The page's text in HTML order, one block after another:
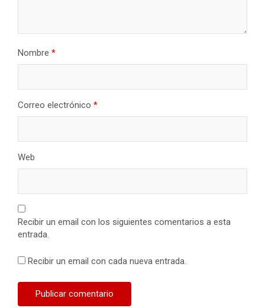
Nombre *
Correo electrónico *
Web
Recibir un email con los siguientes comentarios a esta
entrada.
Recibir un email con cada nueva entrada.